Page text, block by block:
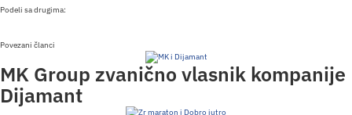
Podeli sa drugima:
Povezani članci
MK Group zvanično vlasnik kompanije
Dijamant